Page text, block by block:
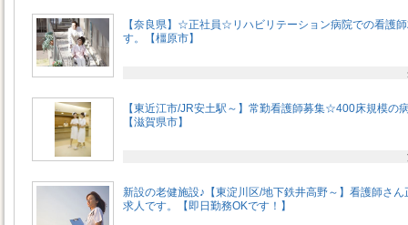
【奈良県】☆正社員☆リハビリテーション病院での看護
す。【橿原市】
【東近江市/JR安土駅～】常勤看護師募集☆400床規模の
【滋賀県市】
新設の老健施設♪【東淀川区/地下鉄井高野～】看護師さん
求人です。【即日勤務OKです！】